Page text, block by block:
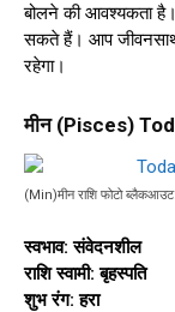
बोलने की आवश्यकता
सकते हैं। आप
रहेगा।
मीन (Pisces)
(Min)मीन राशि फोटो
स्वभाव: संवेदनशील
राशि स्वामी: बृहस्पति
शुभ रंग: हरा